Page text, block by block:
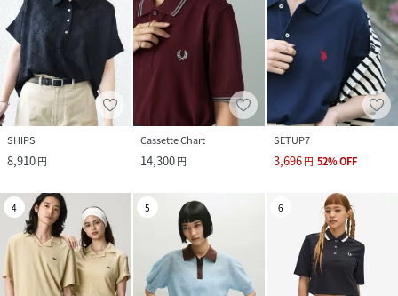
SHIPS
8,910円
Cassette Chart
14,300円
SETUP7
3,696円 52%OFF
4 5 6